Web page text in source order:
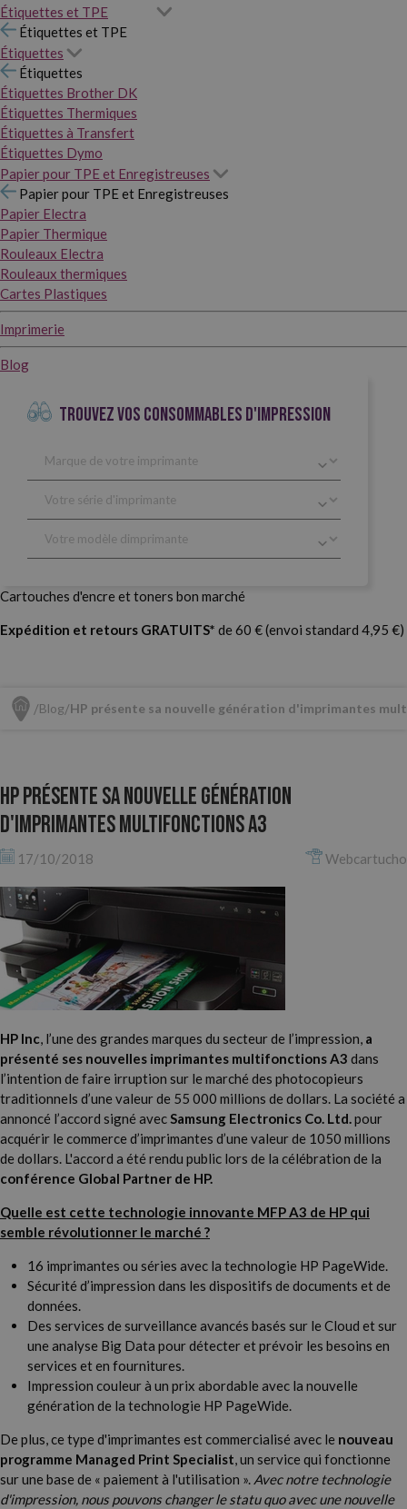
Étiquettes et TPE
Étiquettes et TPE
Étiquettes
Étiquettes
Étiquettes Brother DK
Étiquettes Thermiques
Étiquettes à Transfert
Étiquettes Dymo
Papier pour TPE et Enregistreuses
Papier pour TPE et Enregistreuses
Papier Electra
Papier Thermique
Rouleaux Electra
Rouleaux thermiques
Cartes Plastiques
Imprimerie
Blog
TROUVEZ VOS CONSOMMABLES D'IMPRESSION
Cartouches d'encre et toners bon marché
Expédition et retours GRATUITS* de 60 € (envoi standard 4,95 €)
Blog HP présente sa nouvelle génération d'imprimantes
HP présente sa nouvelle génération
d'imprimantes multifonctions A3
17/10/2018 Webcartucho
HP Inc, l’une des grandes marques du secteur de l’impression, a
présenté ses nouvelles imprimantes multifonctions A3 dans
l’intention de faire irruption sur le marché des photocopieurs
traditionnels d’une valeur de 55 000 millions de dollars. La société a
annoncé l’accord signé avecSamsung Electronics Co. Ltd.pour
acquérir le commerce d’imprimantes d’une valeur de 1050 millions
de dollars. L'accord a été rendu public lors de la célébration de la
conférence Global Partner de HP.
Quelle est cette technologie innovante MFP A3 de HP qui
semble révolutionner le marché ?
16 imprimantes ou séries avec la technologie HP PageWide.
Sécurité d’impression dans les dispositifs de documents et de
données.
Des services de surveillance avancés basés sur le Cloud et sur
une analyse Big Data pour détecter et prévoir les besoins en
services et en fournitures.
Impression couleur à un prix abordable avec la nouvelle
génération de la technologie HP PageWide.
De plus, ce type d'imprimantes est commercialisé avec le nouveau
programme Managed Print Specialist, un service qui fonctionne
sur une base de « paiement à l'utilisation ». Avec notre technologie
d'impression, nous pouvons changer le statu quo avec une nouvelle